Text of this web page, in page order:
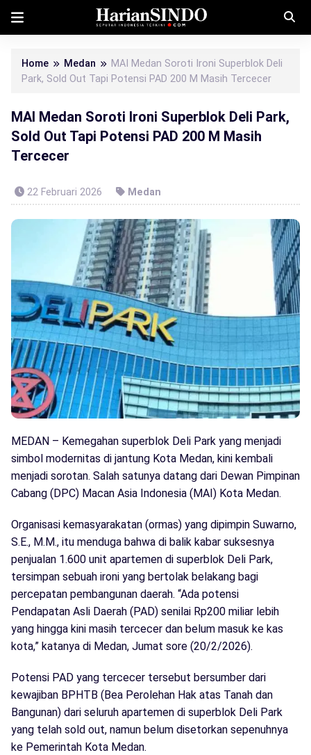
Home Medan
MAI Medan Soroti Ironi Superblok Deli
Park, Sold Out Tapi Potensi PAD 200 M Masih Tercecer
MAI Medan Soroti Ironi Superblok Deli Park,
Sold Out Tapi Potensi PAD 200 M Masih
Tercecer
22 Februari 2026 Medan
MEDAN – Kemegahan superblok Deli Park yang menjadi
simbol modernitas di jantung Kota Medan, kini kembali
menjadi sorotan. Salah satunya datang dari Dewan Pimpinan
Cabang (DPC) Macan Asia Indonesia (MAI) Kota Medan.
Organisasi kemasyarakatan (ormas) yang dipimpin Suwarno,
S.E., M.M., itu menduga bahwa di balik kabar suksesnya
penjualan 1.600 unit apartemen di superblok Deli Park,
tersimpan sebuah ironi yang bertolak belakang bagi
percepatan pembangunan daerah. “Ada potensi
Pendapatan Asli Daerah (PAD) senilai Rp200 miliar lebih
yang hingga kini masih tercecer dan belum masuk ke kas
kota,” katanya di Medan, Jumat sore (20/2/2026).
Potensi PAD yang tercecer tersebut bersumber dari
kewajiban BPHTB (Bea Perolehan Hak atas Tanah dan
Bangunan) dari seluruh apartemen di superblok Deli Park
yang telah sold out, namun belum disetorkan sepenuhnya
ke Pemerintah Kota Medan.